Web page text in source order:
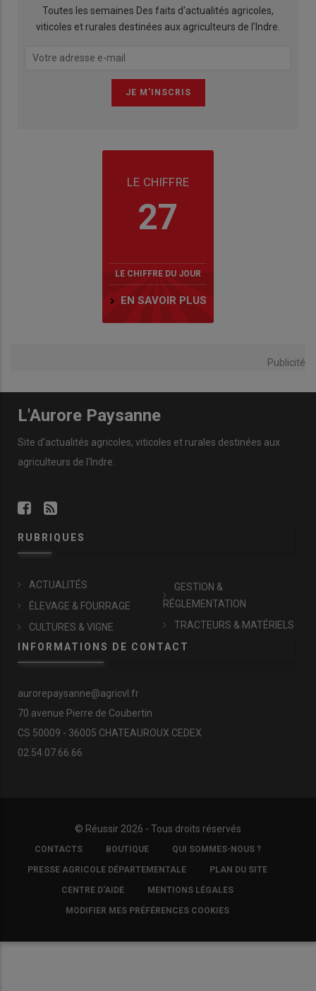
Toutes les semaines Des faits d'actualités agricoles,
viticoles et rurales destinées aux agriculteurs de l'Indre.
LE CHIFFRE
27
LE CHIFFRE DU JOUR
EN SAVOIR PLUS
Publicité
L'Aurore Paysanne
Site d'actualités agricoles, viticoles et rurales destinées aux
agriculteurs de l'Indre.
RUBRIQUES
ACTUALITÉS
ÉLEVAGE & FOURRAGE
CULTURES & VIGNE
GESTION &
RÉGLEMENTATION
TRACTEURS & MATÉRIELS
INFORMATIONS DE CONTACT
aurorepaysanne@agricvl.fr
70 avenue Pierre de Coubertin
CS 50009 - 36005 CHATEAUROUX CEDEX
02.54.07.66.66
© Réussir 2026 - Tous droits réservés
FOOTER
COPYRIGHT
CONTACTS BOUTIQUE QUI SOMMES-NOUS ?
PRESSE AGRICOLE DÉPARTEMENTALE PLAN DU SITE
CENTRE D'AIDE MENTIONS LÉGALES
MODIFIER MES PRÉFÉRENCES COOKIES